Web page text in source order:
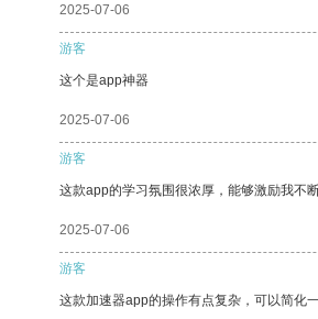
2025-07-06
游客
这个是app神器
2025-07-06
游客
这款app的学习氛围很浓厚，能够激励我不
2025-07-06
游客
这款加速器app的操作有点复杂，可以简化